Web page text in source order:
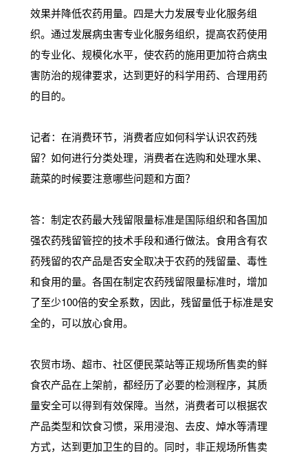
效果并降低农药用量。四是大力发展专业化服务组
织。通过发展病虫害专业化服务组织，提高农药使用
的专业化、规模化水平，使农药的施用更加符合病虫
害防治的规律要求，达到更好的科学用药、合理用药
的目的。
记者：在消费环节，消费者应如何科学认识农药残
留？如何进行分类处理，消费者在选购和处理水果、
蔬菜的时候要注意哪些问题和方面？
答：制定农药最大残留限量标准是国际组织和各国加
强农药残留管控的技术手段和通行做法。食用含有农
药残留的农产品是否安全取决于农药的残留量、毒性
和食用的量。各国在制定农药残留限量标准时，增加
了至少100倍的安全系数，因此，残留量低于标准是安
全的，可以放心食用。
农贸市场、超市、社区便民菜站等正规场所售卖的鲜
食农产品在上架前，都经历了必要的检测程序，其质
量安全可以得到有效保障。当然，消费者可以根据农
产品类型和饮食习惯，采用浸泡、去皮、焯水等清理
方式，达到更加卫生的目的。同时，非正规场所售卖